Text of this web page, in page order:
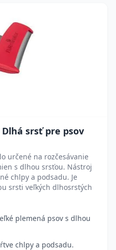
srsť pre psov
určené na rozčesávanie
s dlhou srsťou. Nástroj
chlpy a podsadu. Je
srsti veľkých dlhosrstých
plemená psov s dlhou
chlpy a podsadu.